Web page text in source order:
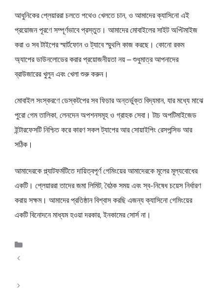
আধুনিকের প্লেয়াররা চলতে পথেও খেলতে চান, ও আমাদের ক্যাসিনো এই
প্রয়োজন পূরণে সম্পূর্ণভাবে প্রস্তুত। আমাদের মোবাইলের সাইট অপ্টিমাইজ
করা ও সব টাইপের স্মার্টফোন ও ট্যাবে স্মুথলি কাজ করছে। কোনো রকম
অ্যাপের ডাউনলোডের করার প্রয়োজনীয়তা নয় – শুধুমাত্র আপনাদের
ব্রাউজারের খুলুন এবং খেলা শুরু করুন।
মোবাইল সংস্করণে ডেস্কটপের সব ফিচার অন্তর্ভুক্ত বিদ্যমান, যার মধ্যে মাঝে
পুরো গেম তালিকা, লেনদেন অপশনসমূহ ও গ্রাহক সেবা। টাচ অপটিমাইজেড
ইন্টারফেসটি নিশ্চিত করে কারণ সকল ট্যাপের আর সোয়াইপিং রেসপন্সিভ আর
সঠিক।
আমাদেরকে প্ল্যাটফর্মটিতে দায়িত্বপূর্ণ গেমিংয়ের আমাদেরকে মূলের মূল্যবোধের
একটি। প্লেয়াররা তাদের জমা লিমিট, বৈঠক সময় এবং স্ব-নিষেধ চয়েস নির্ধারণ
করায় সক্ষম। আমাদের প্রতিষ্ঠান বিশ্বাস করছি এজন্য ক্যাসিনো গেমিংয়ের
একটি বিনোদনে মাধ্যম হওয়া দরকার, ইনকামের সোর্স না।